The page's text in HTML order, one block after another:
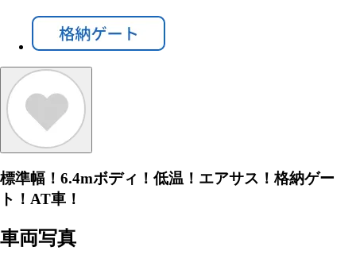
標準幅！6.4mボディ！低温！エアサス！格納ゲー
ト！AT車！
車両写真